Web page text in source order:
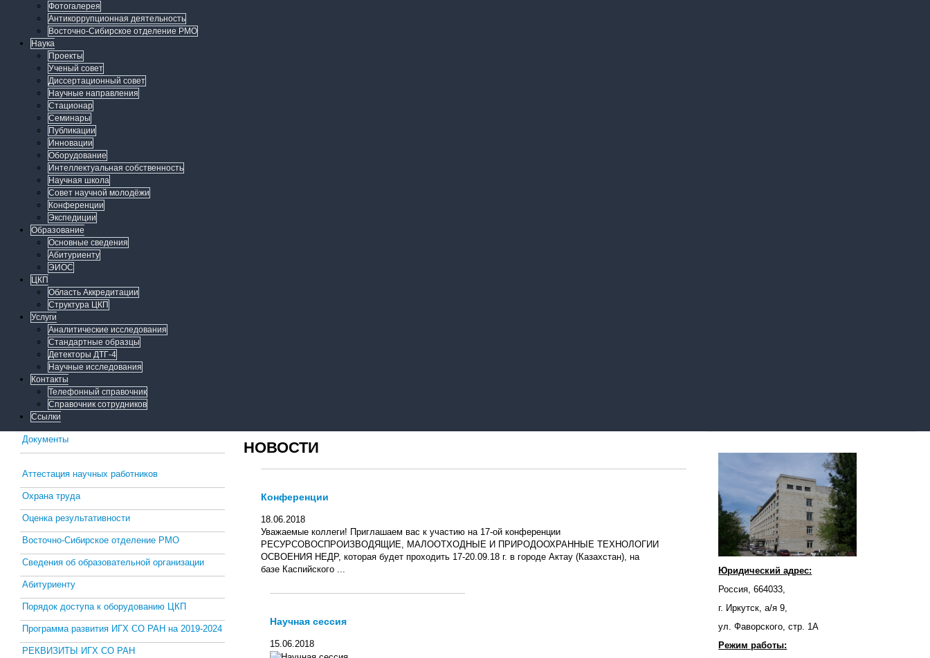
Фотогалерея
Антикоррупционная деятельность
Восточно-Сибирское отделение РМО
Наука
Проекты
Ученый совет
Диссертационный совет
Научные направления
Стационар
Семинары
Публикации
Инновации
Оборудование
Интеллектуальная собственность
Научная школа
Совет научной молодёжи
Конференции
Экспедиции
Образование
Основные сведения
Абитуриенту
ЭИОС
ЦКП
Область Аккредитации
Структура ЦКП
Услуги
Аналитические исследования
Стандартные образцы
Детекторы ДТГ-4
Научные исследования
Контакты
Телефонный справочник
Справочник сотрудников
Ссылки
Документы
Аттестация научных работников
Охрана труда
Оценка результативности
Восточно-Сибирское отделение РМО
Сведения об образовательной организации
Абитуриенту
Порядок доступа к оборудованию ЦКП
Программа развития ИГХ СО РАН на 2019-2024
РЕКВИЗИТЫ ИГХ СО РАН
НОВОСТИ
Конференции
18.06.2018
Уважаемые коллеги! Приглашаем вас к участию на 17-ой конференции
РЕСУРСОВОСПРОИЗВОДЯЩИЕ, МАЛООТХОДНЫЕ И ПРИРОДООХРАННЫЕ ТЕХНОЛОГИИ
ОСВОЕНИЯ НЕДР, которая будет проходить 17-20.09.18 г. в городе Актау (Казахстан), на
базе Каспийского ...
Научная сессия
15.06.2018
Юридический адрес:
Россия, 664033,
г. Иркутск, а/я 9,
ул. Фаворского, стр. 1А
Режим работы: